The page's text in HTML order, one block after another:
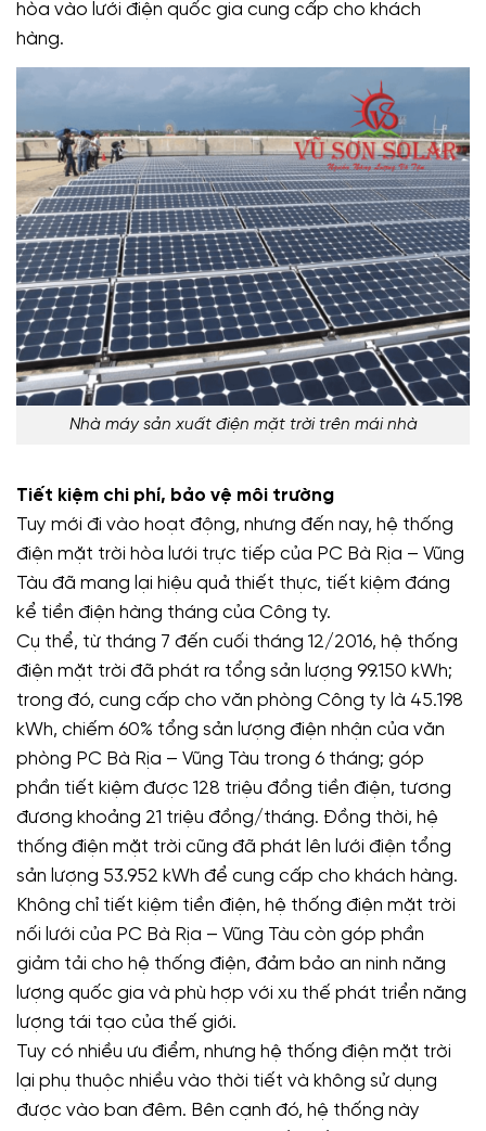
hòa vào lưới điện quốc gia cung cấp cho khách
hàng.
Nhà máy sản xuất điện mặt trời trên mái nhà
Tiết kiệm chi phí, bảo vệ môi trường
Tuy mới đi vào hoạt động, nhưng đến nay, hệ thống
điện mặt trời hòa lưới trực tiếp của PC Bà Rịa – Vũng
Tàu đã mang lại hiệu quả thiết thực, tiết kiệm đáng
kể tiền điện hàng tháng của Công ty.
Cụ thể, từ tháng 7 đến cuối tháng 12/2016, hệ thống
điện mặt trời đã phát ra tổng sản lượng 99.150 kWh;
trong đó, cung cấp cho văn phòng Công ty là 45.198
kWh, chiếm 60% tổng sản lượng điện nhận của văn
phòng PC Bà Rịa – Vũng Tàu trong 6 tháng; góp
phần tiết kiệm được 128 triệu đồng tiền điện, tương
đương khoảng 21 triệu đồng/tháng. Đồng thời, hệ
thống điện mặt trời cũng đã phát lên lưới điện tổng
sản lượng 53.952 kWh để cung cấp cho khách hàng.
Không chỉ tiết kiệm tiền điện, hệ thống điện mặt trời
nối lưới của PC Bà Rịa – Vũng Tàu còn góp phần
giảm tải cho hệ thống điện, đảm bảo an ninh năng
lượng quốc gia và phù hợp với xu thế phát triển năng
lượng tái tạo của thế giới.
Tuy có nhiều ưu điểm, nhưng hệ thống điện mặt trời
lại phụ thuộc nhiều vào thời tiết và không sử dụng
được vào ban đêm. Bên cạnh đó, hệ thống này